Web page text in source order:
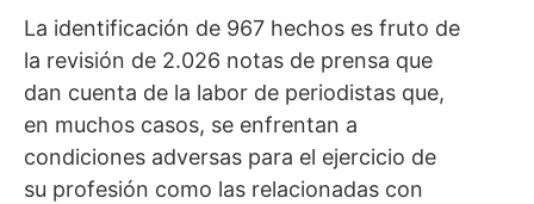
La identificación de 967 hechos es fruto de
la revisión de 2.026 notas de prensa que
dan cuenta de la labor de periodistas que,
en muchos casos, se enfrentan a
condiciones adversas para el ejercicio de
su profesión como las relacionadas con